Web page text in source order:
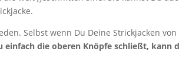
Selbst wenn Du Deine Strickjacken
einfach die oberen Knöpfe schließt, kann